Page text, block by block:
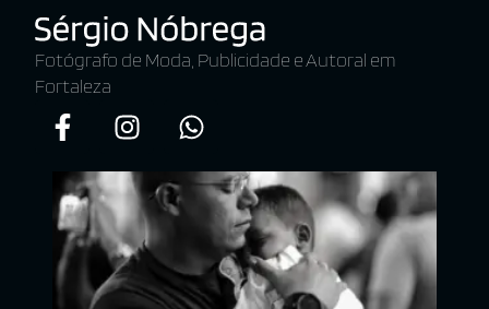
Fotógrafo de Moda, Publicidade e Autoral em
Fortaleza